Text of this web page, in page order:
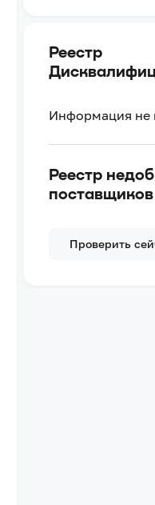
Реестр
Информация не
Реестр
поставщиков
Проверить